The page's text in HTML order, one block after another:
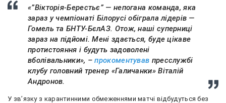
«”Вікторія-Берестьє” — непогана команда, яка
зараз у чемпіонаті Білорусі обіграла лідерів —
Гомель та БНТУ-БєлАЗ. Отож, наші суперниці
зараз на підйомі. Мені здається, буде цікаве
протистояння і будуть задоволені
вболівальники», –прокоментував пресслужбі
клубу головний тренер «Галичанки» Віталій
Андронов.
У зв’язку з карантинними обмеженнями матчі відбудуться без